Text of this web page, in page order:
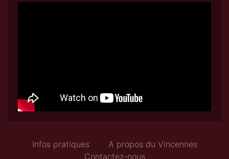
Infos pratiques
A propos du Vincennes
Contactez-nous